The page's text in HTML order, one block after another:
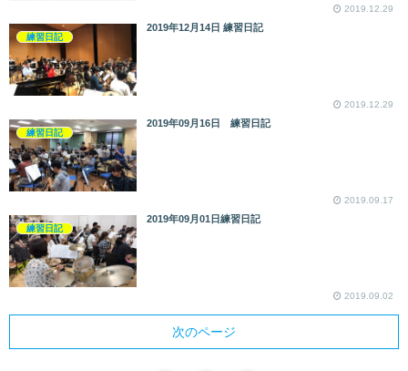
2019.12.29
練習日記
2019年12月14日 練習日記
2019.12.29
練習日記
2019年09月16日 練習日記
2019.09.17
練習日記
2019年09月01日練習日記
2019.09.02
次のページ